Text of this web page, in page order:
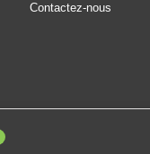
Contactez-nous